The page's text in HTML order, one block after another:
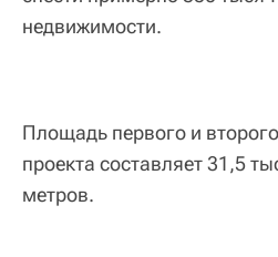
недвижимости.
Площадь первого и
проекта составляет 31,5
метров.